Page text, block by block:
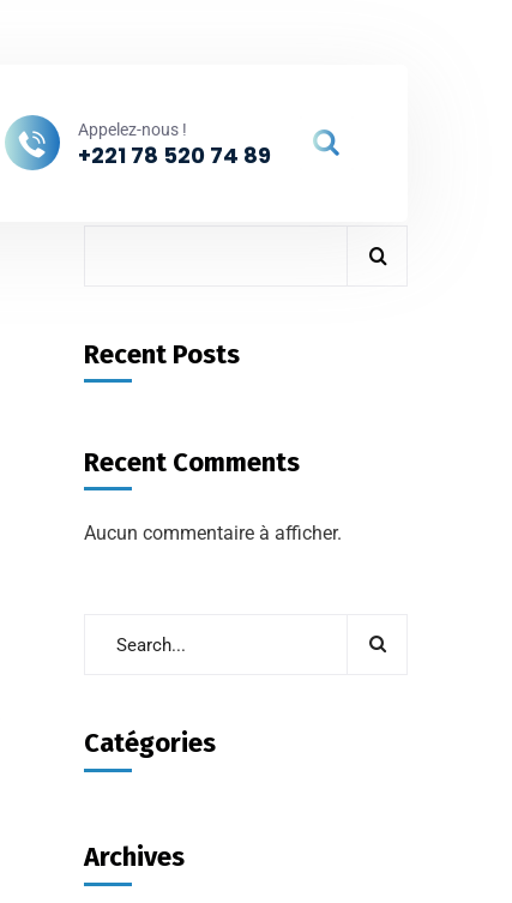
Appelez-nous !
+221 78 520 74 89
Rechercher
Recent Posts
Recent Comments
Aucun commentaire à afficher.
Catégories
Archives